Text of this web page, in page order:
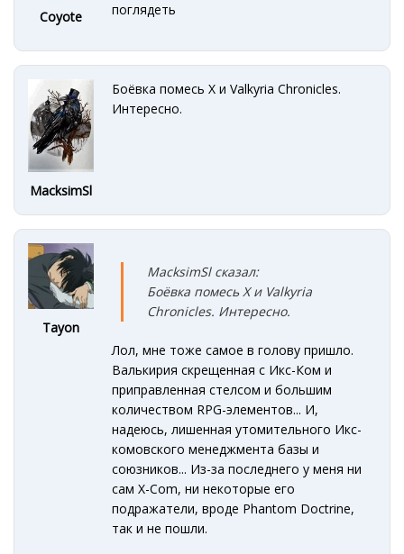
Coyote
поглядеть
MacksimSl
Боёвка помесь X и Valkyria Chronicles.
Интересно.
Tayon
MacksimSl сказал:
Боёвка помесь X и Valkyria
Chronicles. Интересно.
Лол, мне тоже самое в голову пришло.
Валькирия скрещенная с Икс-Ком и
приправленная стелсом и большим
количеством RPG-элементов... И,
надеюсь, лишенная утомительного Икс-
комовского менеджмента базы и
союзников... Из-за последнего у меня ни
сам X-Com, ни некоторые его
подражатели, вроде Phantom Doctrine,
так и не пошли.